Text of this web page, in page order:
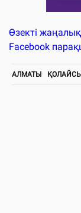
Өзекті
Facebook
АЛМАТЫ